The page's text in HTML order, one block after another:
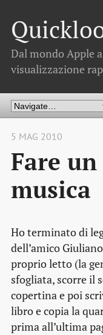
Dal mondo Apple
visualizzazione
5 MAG 2010
Fare
musica
Ho terminato di
dell’amico
proprio letto (la
sfogliata, scorre il
copertina e poi
libro e copia la
prima all’ultima